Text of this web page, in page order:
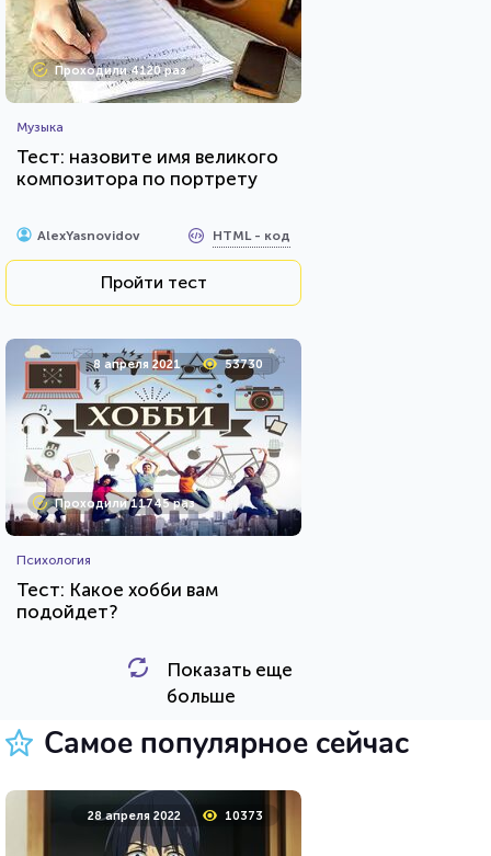
Проходили 4120 раз
Музыка
Тест: назовите имя великого
композитора по портрету
AlexYasnovidov HTML - код
Пройти тест
8 апреля 2021 53730
Проходили 11745 раз
Психология
Тест: Какое хобби вам
подойдет?
HTML - код
24 марта 2022
Показать еще
больше
Самое популярное сейчас
28 апреля 2022 10373